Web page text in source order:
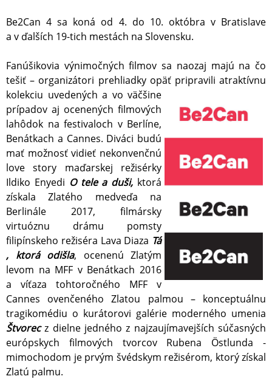
Be2Can 4 sa koná od 4. do 10. októbra v Bratislave
a v ďalších 19-tich mestách na Slovensku.
Fanúšikovia výnimočných filmov sa naozaj majú na čo
tešiť – organizátori prehliadky opäť pripravili atraktívnu
kolekciu uvedených a vo väčšine
prípadov aj ocenených filmových
lahôdok na festivaloch v Berlíne,
Benátkach a Cannes. Diváci budú
mať možnosť vidieť nekonvenčnú
love story maďarskej režisérky
Ildiko Enyedi O tele a duši, ktorá
získala Zlatého medveďa na
Berlinále 2017, filmársky
virtuóznu drámu pomsty
filipínskeho režiséra Lava Diaza Tá
, ktorá odišla, ocenenú Zlatým
levom na MFF v Benátkach 2016
a víťaza tohtoročného MFF v
Cannes ovenčeného Zlatou palmou – konceptuálnu
tragikomédiu o kurátorovi galérie moderného umenia
Štvorecz dielne jedného z najzaujímavejších súčasných
európskych filmových tvorcov Rubena Östlunda -
mimochodom je prvým švédskym režisérom, ktorý získal
Zlatú palmu.